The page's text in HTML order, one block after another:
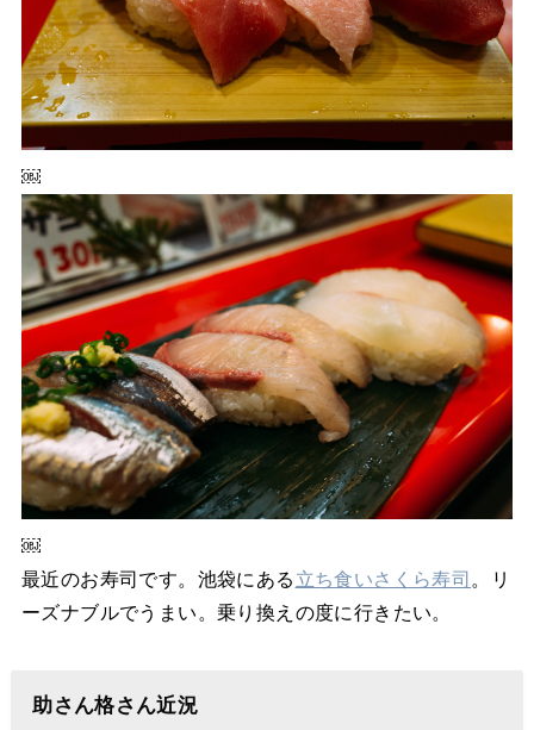
￼
￼
最近のお寿司です。池袋にある 立ち食いさくら寿司 。リ
ーズナブルでうまい。乗り換えの度に行きたい。
助さん格さん近況